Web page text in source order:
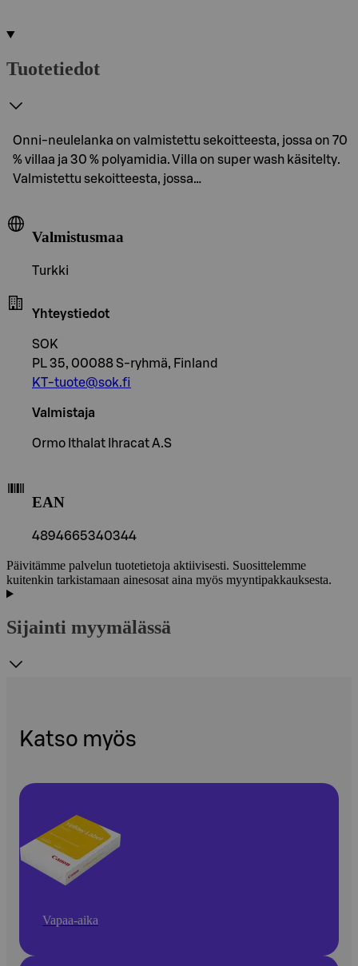
Tuotetiedot
Onni-neulelanka on valmistettu sekoitteesta, jossa on 70
% villaa ja 30 % polyamidia. Villa on super wash käsitelty.
Valmistettu sekoitteesta, jossa…
Valmistusmaa
Turkki
Yhteystiedot
SOK
PL 35, 00088 S-ryhmä, Finland
KT-tuote@sok.fi
Valmistaja
Ormo Ithalat Ihracat A.S
EAN
4894665340344
Päivitämme palvelun tuotetietoja aktiivisesti. Suosittelemme
kuitenkin tarkistamaan ainesosat aina myös myyntipakkauksesta.
Sijainti myymälässä
Katso myös
Vapaa-aika